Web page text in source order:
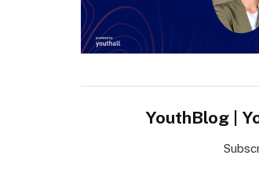
YouthBlog |